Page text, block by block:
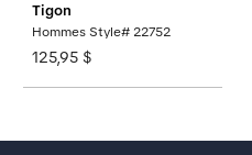
Tigon
Hommes Style# 22752
125,95 $